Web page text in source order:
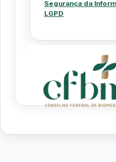
Segurança da
LGPD